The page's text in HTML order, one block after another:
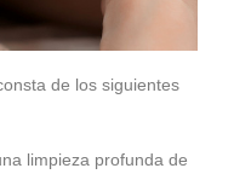
de los siguientes
limpieza profunda de